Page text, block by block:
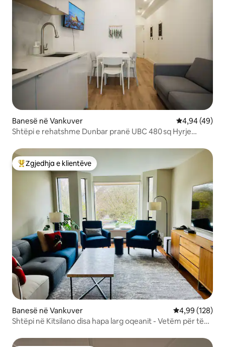
Banesë në Vankuver Vlerësimi
4,94 (49)
Shtëpi e rehatshme Dunbar pranë UBC 480 sq Hyrje
Më të mirat e zgjedhjeve të klientëve
Zgjedhja e klientëve
Banesë në Vankuver Vlerësimi
4,99 (128)
Shtëpi në Kitsilano disa hapa larg oqeanit - Vetëm për të